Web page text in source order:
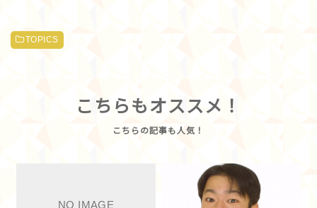
TOPICS
こちらもオススメ！